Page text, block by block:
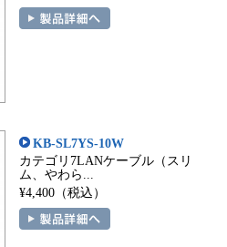
KB-SL7YS-10W
カテゴリ7LANケーブル（スリ
ム、やわら...
¥4,400（税込）